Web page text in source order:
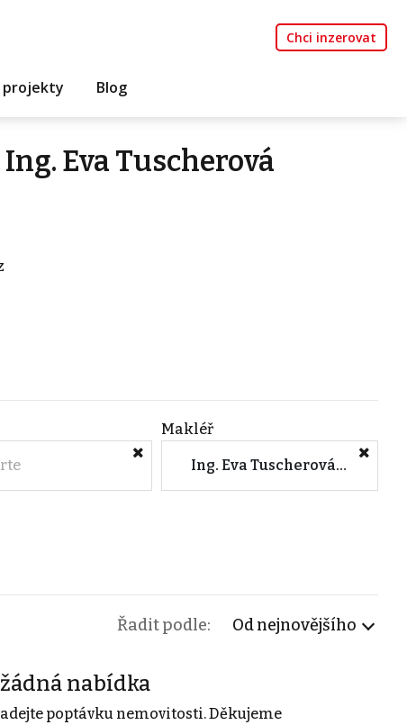
Chci inzerovat
projekty Blog
Eva Tuscherová
Makléř
Ing. Eva Tuscherová (100klíčů, a.s.)
Řadit podle: Od nejnovějšího
nabídka
poptávku nemovitosti. Děkujeme